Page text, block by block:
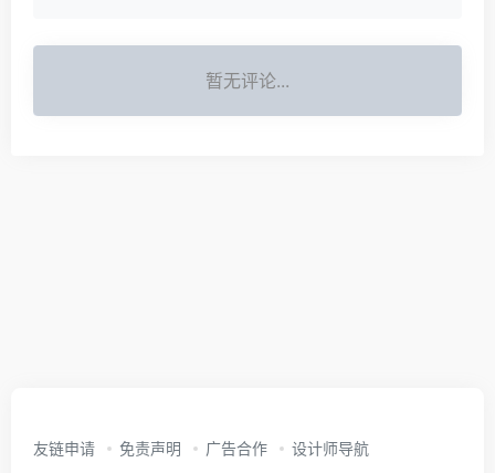
暂无评论...
友链申请 免责声明 广告合作 设计师导航